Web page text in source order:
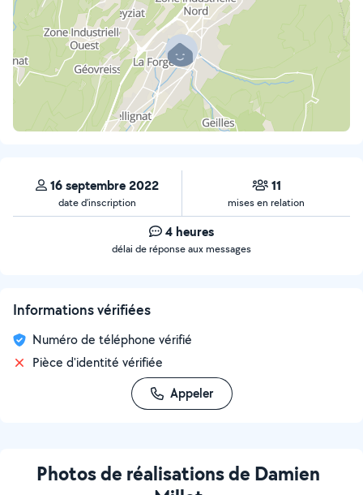
16 septembre 2022
date d’inscription
11
mises en relation
4 heures
délai de réponse aux messages
Informations vérifiées
Numéro de téléphone vérifié
Pièce d'identité vérifiée
Appeler
Photos de réalisations de Damien